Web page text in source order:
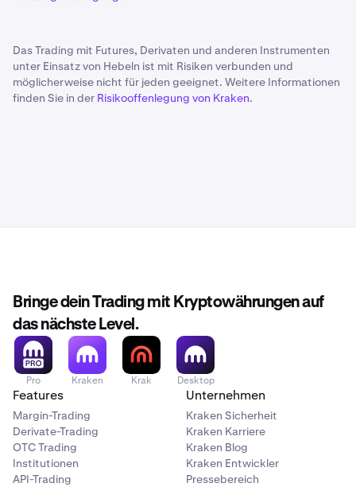
Das Trading mit Futures, Derivaten und anderen Instrumenten
unter Einsatz von Hebeln ist mit Risiken verbunden und
möglicherweise nicht für jeden geeignet. Weitere Informationen
finden Sie in der Risikooffenlegung von Kraken.
Bringe dein Trading mit Kryptowährungen auf
das nächste Level.
Pro Kraken Krak Desktop
Features
Margin-Trading
Derivate-Trading
OTC Trading
Institutionen
API-Trading
Unternehmen
Kraken Sicherheit
Kraken Karriere
Kraken Blog
Kraken Entwickler
Pressebereich